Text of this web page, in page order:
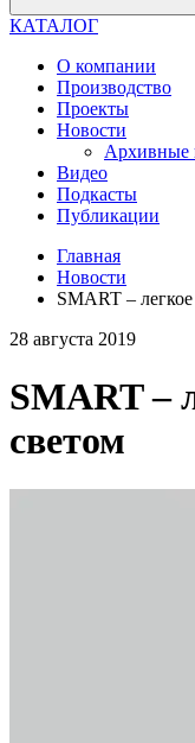
КАТАЛОГ
О компании
Производство
Проекты
Новости
Архивные
Видео
Подкасты
Публикации
Главная
Новости
SMART –
28 августа 2019
SMART –
светом